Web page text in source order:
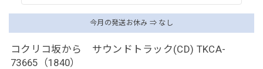
今月の発送お休み ⇒ なし
コクリコ坂から サウンドトラック(CD) TKCA-
73665（1840）